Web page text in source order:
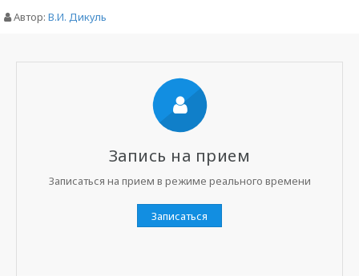
Автор: В.И. Дикуль
Запись на прием
Записаться на прием в режиме реального времени
Записаться